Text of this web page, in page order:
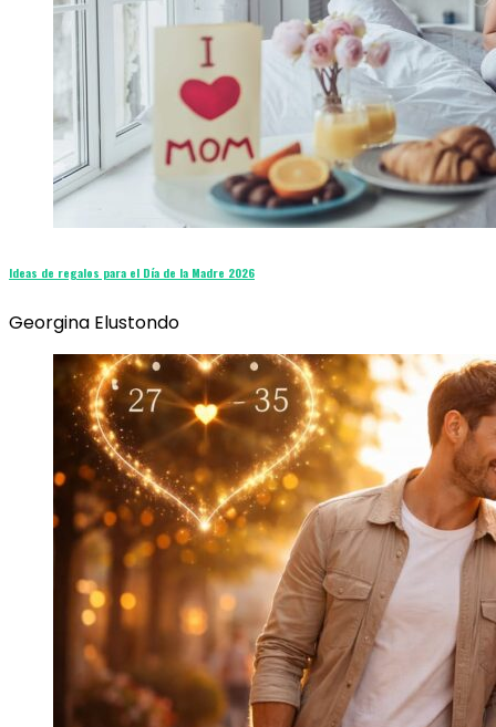
Ideas de regalos para el Día de la Madre 2026
Georgina Elustondo